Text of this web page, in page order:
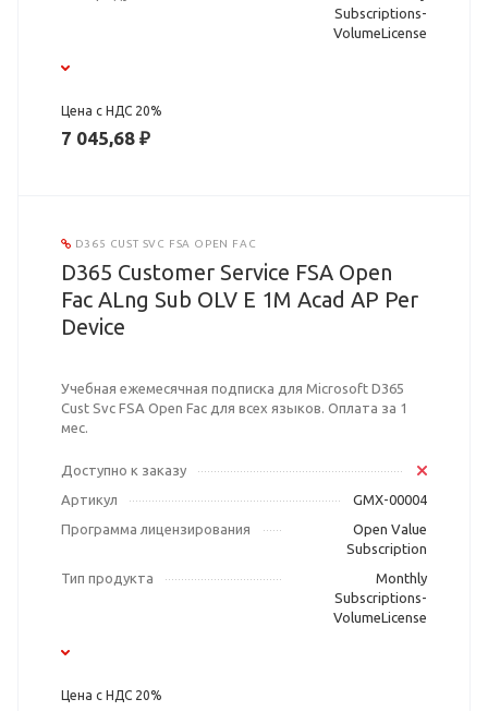
Subscriptions-
VolumeLicense
Цена с НДС 20%
7 045,68 ₽
D365 CUST SVC FSA OPEN FAC
D365 Customer Service FSA Open
Fac ALng Sub OLV E 1M Acad AP Per
Device
Учебная ежемесячная подписка для Microsoft D365
Cust Svc FSA Open Fac для всех языков. Оплата за 1
мес.
Доступно к заказу
Артикул
GMX-00004
Программа лицензирования
Open Value
Subscription
Тип продукта
Monthly
Subscriptions-
VolumeLicense
Цена с НДС 20%